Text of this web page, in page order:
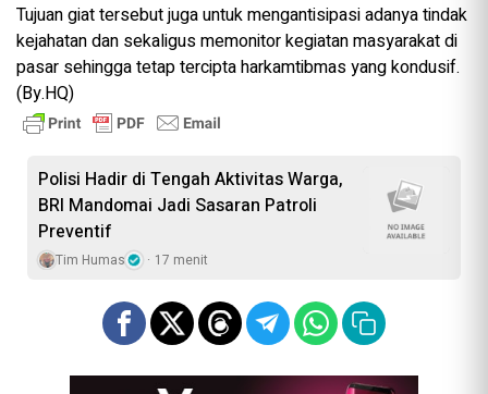
Tujuan giat tersebut juga untuk mengantisipasi adanya tindak
kejahatan dan sekaligus memonitor kegiatan masyarakat di
pasar sehingga tetap tercipta harkamtibmas yang kondusif.
(By.HQ)
Polisi Hadir di Tengah Aktivitas Warga,
BRI Mandomai Jadi Sasaran Patroli
Preventif
Tim Humas 17 menit